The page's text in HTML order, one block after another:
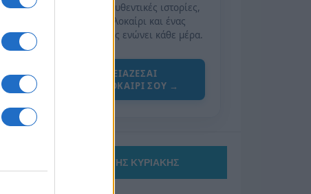
Οι άνθρωποι, οι αυθεντικές ιστορίες,
το ελληνικό καλοκαίρι και ένας
πολιτισμός που μας ενώνει κάθε μέρα.
ΟΣΑ ΧΡΕΙΑΖΕΣΑΙ
ΓΙΑ ΤΟ ΚΑΛΟΚΑΙΡΙ ΣΟΥ →
ΤΟ ΠΑΡΟΝ ΤΗΣ ΚΥΡΙΑΚΗΣ